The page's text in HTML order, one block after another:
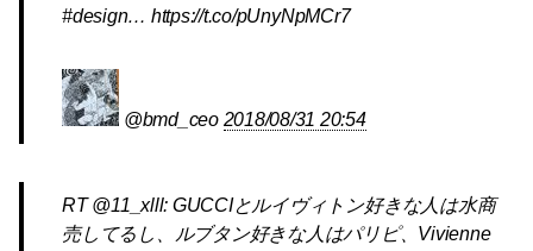
#design… https://t.co/pUnyNpMCr7
@bmd_ceo 2018/08/31 20:54
RT @11_xlll: GUCCIとルイヴィトン好きな人は水商
売してるし、ルブタン好きな人はパリピ、Vivienne